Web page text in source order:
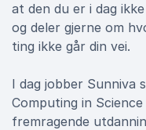
at den du er i dag
og deler gjerne om
ting ikke går din vei.
I dag jobber Sunniva
Computing in
fremragende